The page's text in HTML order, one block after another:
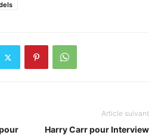
Article suivant
Harry Carr pour Interview